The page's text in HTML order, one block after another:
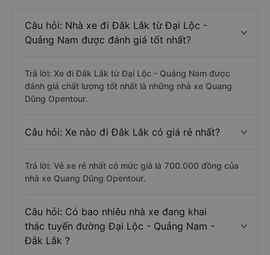
Câu hỏi: Nhà xe đi Đắk Lắk từ Đại Lộc -
Quảng Nam được đánh giá tốt nhất?
Trả lời: Xe đi Đắk Lắk từ Đại Lộc - Quảng Nam được
đánh giá chất lượng tốt nhất là những nhà xe Quang
Dũng Opentour.
Câu hỏi: Xe nào đi Đắk Lắk có giá rẻ nhất?
Trả lời: Vé xe rẻ nhất có mức giá là 700.000 đồng của
nhà xe Quang Dũng Opentour.
Câu hỏi: Có bao nhiêu nhà xe đang khai
thác tuyến đường Đại Lộc - Quảng Nam -
Đắk Lắk ?